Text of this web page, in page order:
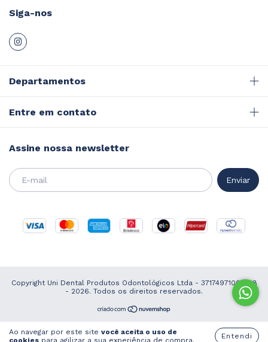
Ao navegar por este site você aceita o uso de
cookies para agilizar a sua experiência de compra. Entendi
Siga-nos
Departamentos
Entre em contato
Assine nossa newsletter
Copyright Uni Dental Produtos Odontológicos Ltda - 37174971000168
- 2026. Todos os direitos reservados.